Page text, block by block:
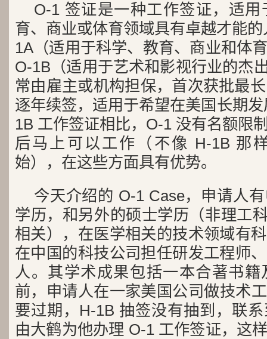
O-1 签证是一种工作签证，适
育、商业或体育领域具有卓越才能
1A（适用于科学、教育、商业和体
O-1B（适用于艺术和影视行业的杰
常由雇主或机构担保，首次获批最
逐年续签，适用于希望在美国长期
1B 工作签证相比，O-1 没有名额限
后马上可以工作（不像 H-1B 那
始），在这些方面具有优势。
今天介绍的 O-1 Case，申请人
学历，和另外的硕士学历（非理工
相关），在医学相关的技术领域有
在中国的科技公司担任研发工程师
人。其学术成果包括一本合著书
前，申请人在一家美国公司做技术
要过期，H-1B 抽签没有抽到，联
由大鹤为他办理 O-1 工作签证，这